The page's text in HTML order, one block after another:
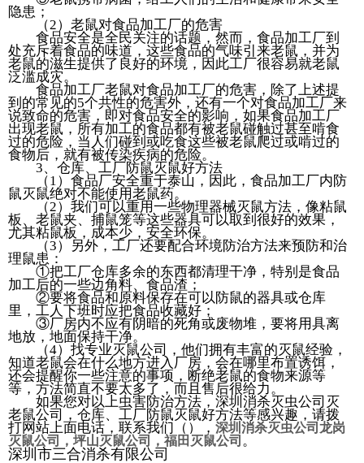
隐患；
（2）老鼠对食品加工厂的危害
食品安全是全民关注的话题，然而，食品加工厂到
处充斥着食品的味道，这些食品的气味引来老鼠，并为
老鼠的滋生提供了良好的环境，因此工厂很容易就老鼠
泛滥成灾。
食品加工厂老鼠对食品加工厂的危害，除了上述提
到的常见的5个共性的危害外，还有一个对食品加工厂来
说致命的危害，即对食品安全的影响，如果食品加工厂
出现老鼠，所有加工的食品都有被老鼠碰触过甚至啃食
过的危险，当人们碰到或吃食这些被老鼠爬过或啃过的
食物后，就有被传染疾病的危险。
3、仓库、工厂防鼠灭鼠好方法
（1）食品厂安全重于泰山，因此，食品加工厂内防
鼠灭鼠绝对不能使用老鼠药。
（2）我们可以重用一些物理器械灭鼠方法，像粘鼠
板、老鼠夹、捕鼠笼等这些器具可以取到很好的效果，
尤其粘鼠板，成本少，安全环保。
（3）另外，工厂还要配合环境防治方法来预防和治
理鼠患：
①把工厂仓库多余的东西都清理干净，特别是食品
加工后的一些边角料、食品渣；
②要将食品和原料保存在可以防鼠的器具或仓库
里，工人下班时应把食品收藏好；
③厂房内不应有阴暗的死角或废物堆，要将用具离
地放，地面保持干净。
（4）找专业灭鼠公司，他们拥有丰富的灭鼠经验，
知道老鼠会在什么地方进入厂房，会在哪里布置诱饵，
还会提醒你一些注意的事项，断绝老鼠的食物来源等
等，方法简直不要太多了，而且售后很给力。
如果您对以上虫害防治方法，深圳消杀灭虫公司灭
老鼠公司，仓库、工厂防鼠灭鼠好方法等感兴趣，请拨
打网站上面电话，联系我们（）， 深圳消杀灭虫公司龙岗
灭鼠公司，坪山灭鼠公司，福田灭鼠公司 。
深圳市三合消杀有限公司